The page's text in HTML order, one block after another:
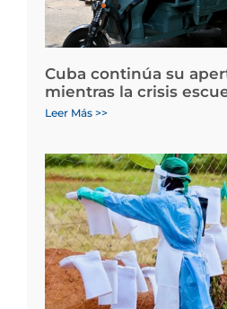
Cuba continúa su
mientras la crisis
Leer Más >>